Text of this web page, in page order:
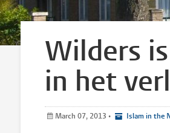
Wilders
in het
March 07, 2013 • Islam in the